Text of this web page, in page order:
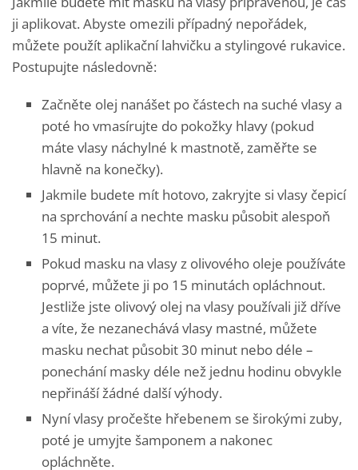
ji aplikovat. Abyste omezili případný nepořádek,
můžete použít aplikační lahvičku a stylingové rukavice.
Postupujte následovně:
Začněte olej nanášet po částech na suché vlasy a
poté ho vmasírujte do pokožky hlavy (pokud
máte vlasy náchylné k mastnotě, zaměřte se
hlavně na konečky).
Jakmile budete mít hotovo, zakryjte si vlasy čepicí
na sprchování a nechte masku působit alespoň
15 minut.
Pokud masku na vlasy z olivového oleje používáte
poprvé, můžete ji po 15 minutách opláchnout.
Jestliže jste olivový olej na vlasy používali již dříve
a víte, že nezanechává vlasy mastné, můžete
masku nechat působit 30 minut nebo déle –
ponechání masky déle než jednu hodinu obvykle
nepřináší žádné další výhody.
Nyní vlasy pročešte hřebenem se širokými zuby,
poté je umyjte šamponem a nakonec
opláchněte.